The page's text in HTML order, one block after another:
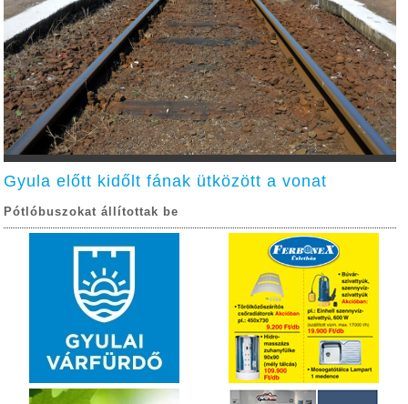
Gyula előtt kidőlt fának ütközött a vonat
Pótlóbuszokat állítottak be